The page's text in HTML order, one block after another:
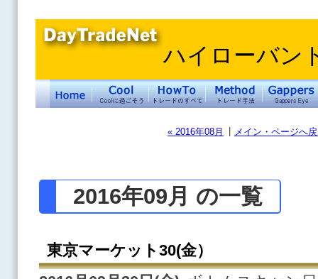
ハイローバン
« 2016年08月 メイン・ページへ
2016年09月 の一覧
東京マーケット30(金）